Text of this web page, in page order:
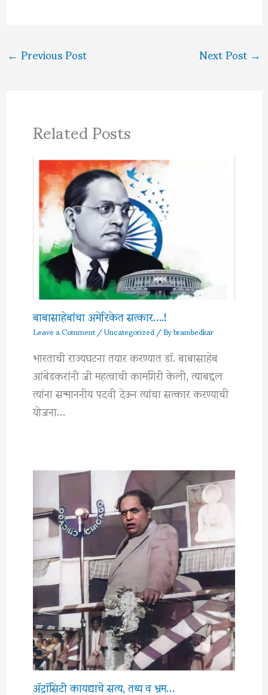
←Previous Post Next Post→
Related Posts
बाबासाहेबांचा अमेरिकेत सत्कार….!
Leave a Comment/Uncategorized/ Bybrambedkar
भारताची राज्यघटना तयार करण्यात डॉ. बाबासाहेब
आंबेडकरांनी जी महत्वाची कामगिरी केली, त्याबद्दल
त्यांना सन्माननीय पदवी देऊन त्यांचा सत्कार करण्याची
योजना…
अ‍ॅट्रॉसिटी कायद्याचे सत्य, तथ्य व भ्रम…